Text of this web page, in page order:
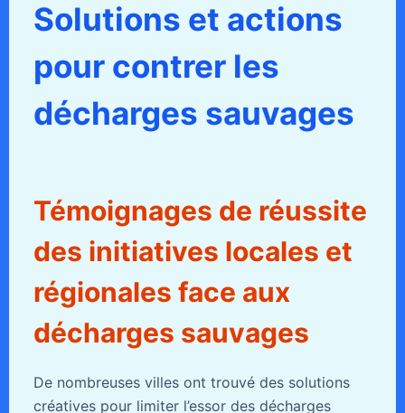
Solutions et actions
pour contrer les
décharges sauvages
Témoignages de réussite
des initiatives locales et
régionales face aux
décharges sauvages
De nombreuses villes ont trouvé des solutions
créatives pour limiter l’essor des décharges